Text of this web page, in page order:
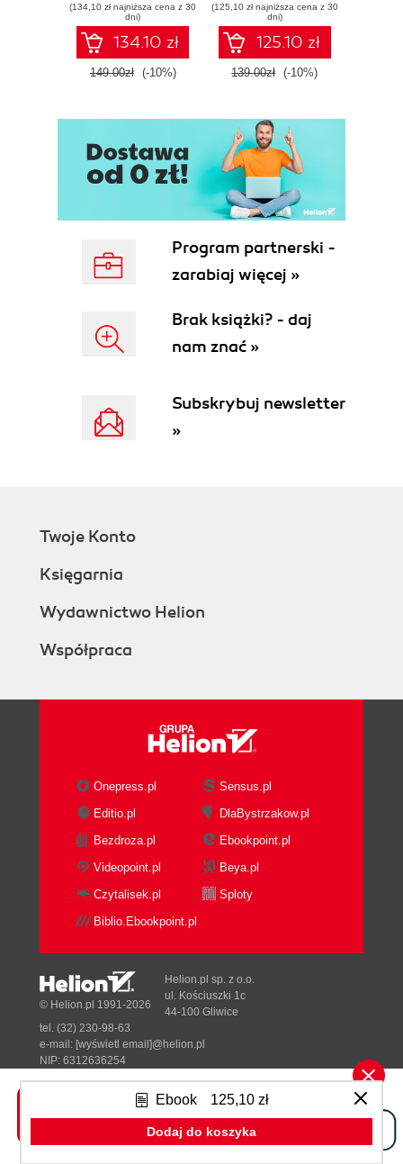
threat response -
Fourth Edition
(134,10 zł najniższa cena z 30
dni)
134.10 zł
149.00zł (-10%)
Tools, and
Microsoft Fabric -
Fourth Edition
(125,10 zł najniższa cena z 30
dni)
125.10 zł
139.00zł (-10%)
Ebook 125,10 zł
Dodaj do koszyka
Program partnerski -
zarabiaj więcej »
Brak książki? - daj
nam znać »
Subskrybuj newsletter
»
Twoje Konto
Księgarnia
Wydawnictwo Helion
Współpraca
Onepress.pl
Sensus.pl
Editio.pl
DlaBystrzakow.pl
Bezdroza.pl
Ebookpoint.pl
Videopoint.pl
Beya.pl
Czytalisek.pl
Sploty
Biblio.Ebookpoint.pl
Tonik.pl
© Helion.pl 1991-2026
Helion.pl sp. z o.o.
ul. Kościuszki 1c
44-100 Gliwice
tel. (32) 230-98-63
e-mail: [wyświetl email]@helion.pl
NIP: 6312636254